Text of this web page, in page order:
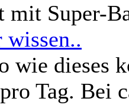
mit Super-
wissen..
wie dieses
Tag. Bei